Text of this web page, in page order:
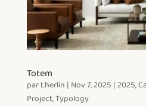
Totem
part.herlin | Nov 7, 2025 |2025,
Project,Typology